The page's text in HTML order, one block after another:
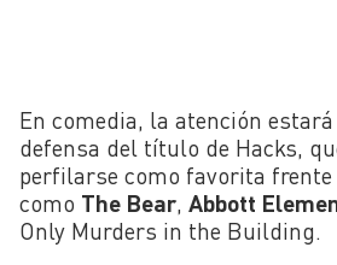
En comedia, la atención
defensa del título de Hacks,
perfilarse como favorita frente
como The Bear, Abbott
Only Murders in the Building.